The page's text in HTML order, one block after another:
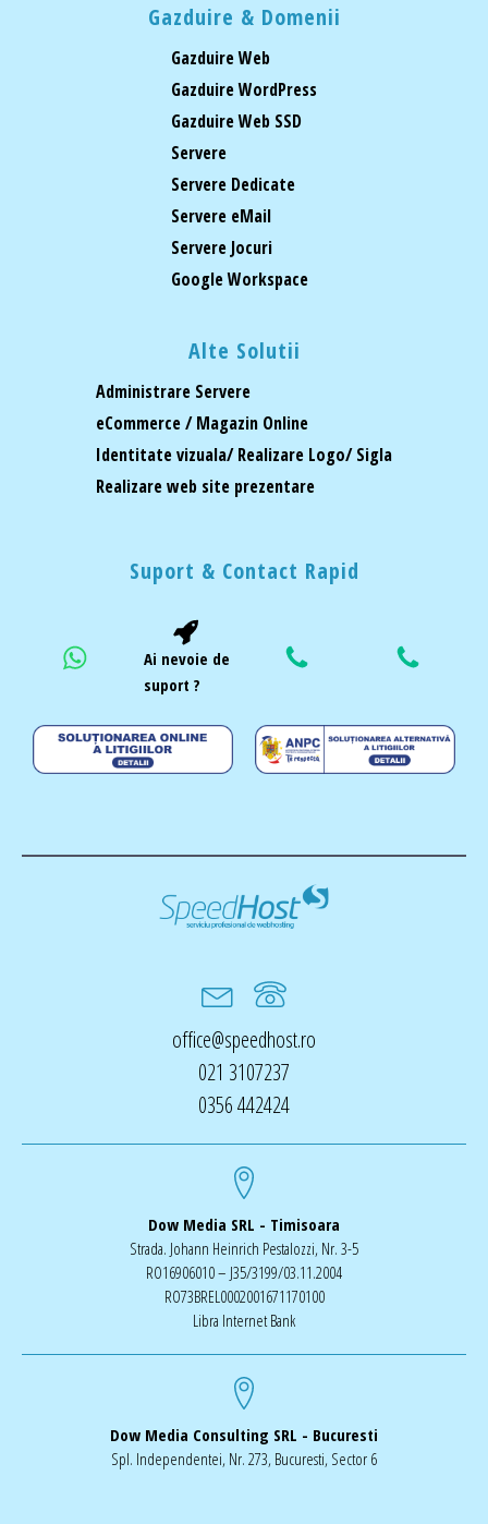
Gazduire & Domenii
Gazduire Web
Gazduire WordPress
Gazduire Web SSD
Servere
Servere Dedicate
Servere eMail
Servere Jocuri
Google Workspace
Alte Solutii
Administrare Servere
eCommerce / Magazin Online
Identitate vizuala/ Realizare Logo/ Sigla
Realizare web site prezentare
Suport & Contact Rapid
Ai nevoie de
suport ?
office@speedhost.ro
021 3107237
0356 442424
Dow Media SRL - Timisoara
Strada. Johann Heinrich Pestalozzi, Nr. 3-5
RO16906010 – J35/3199/03.11.2004
RO73BREL0002001671170100
Libra Internet Bank
Dow Media Consulting SRL - Bucuresti
Spl. Independentei, Nr. 273, Bucuresti, Sector 6